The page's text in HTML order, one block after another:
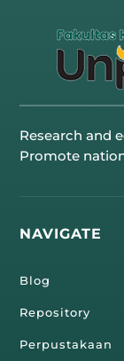
Research and
Promote
NAVIGATE
Blog
Repository
Perpustakaan